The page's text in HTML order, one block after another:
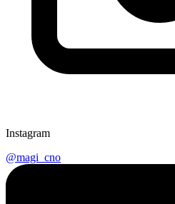
Instagram
@magi_cno